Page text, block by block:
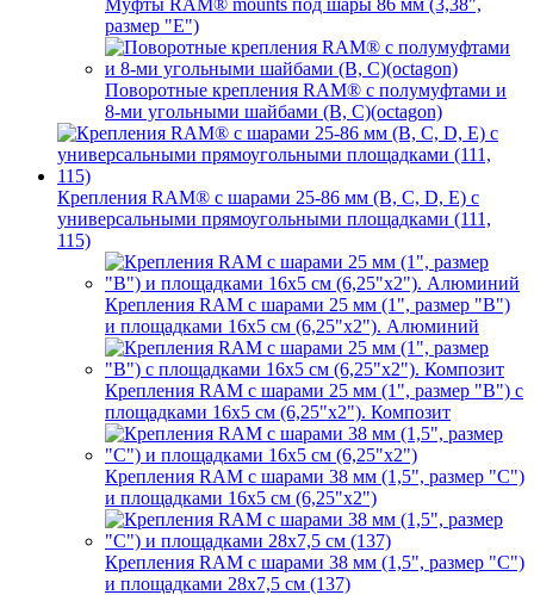
Муфты RAM® mounts под шары 86 мм (3,38",
размер "E")
Поворотные крепления RAM® c полумуфтами и
8-ми угольными шайбами (B, C)(octagon)
Крепления RAM® с шарами 25-86 мм (B, C, D, E) с
универсальными прямоугольными площадками (111,
115)
Крепления RAM с шарами 25 мм (1", размер "B")
и площадками 16х5 см (6,25"х2"). Алюминий
Крепления RAM с шарами 25 мм (1", размер "B") с
площадками 16х5 см (6,25"х2"). Композит
Крепления RAM с шарами 38 мм (1,5", размер "C")
и площадками 16х5 см (6,25"х2")
Крепления RAM с шарами 38 мм (1,5", размер "C")
и площадками 28х7,5 см (137)